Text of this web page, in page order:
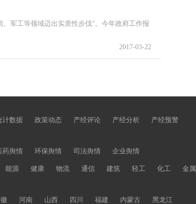
军工等领域迈出实质性步伐”。今年政府工作报
2017-03-22
计数据 政策动态 产经评论 产经分析
产经预警
药舆情 环保舆情 司法舆情 企业舆情
能源 健康 物流 通信 建筑 轻工 化工
金属
河南 山西 四川 福建 内蒙古
黑龙江